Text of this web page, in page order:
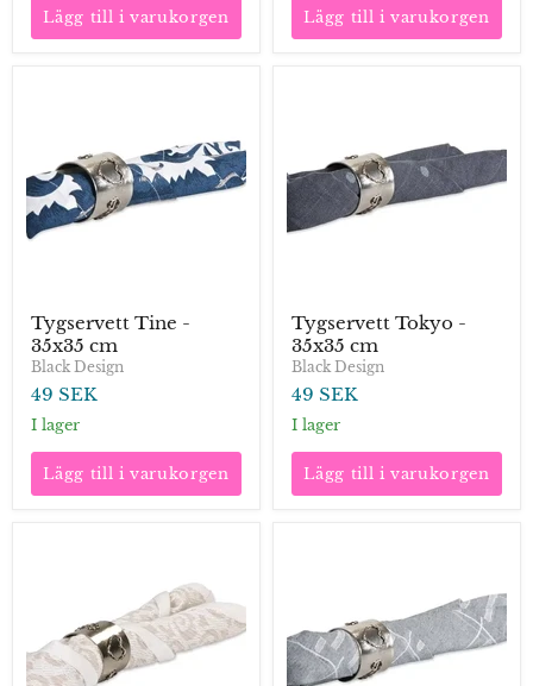
Lägg till i varukorgen Lägg till i varukorgen
Tygservett Tine -
35x35 cm
Black Design
49 SEK
I lager
Lägg till i varukorgen
Tygservett Tokyo -
35x35 cm
Black Design
49 SEK
I lager
Lägg till i varukorgen